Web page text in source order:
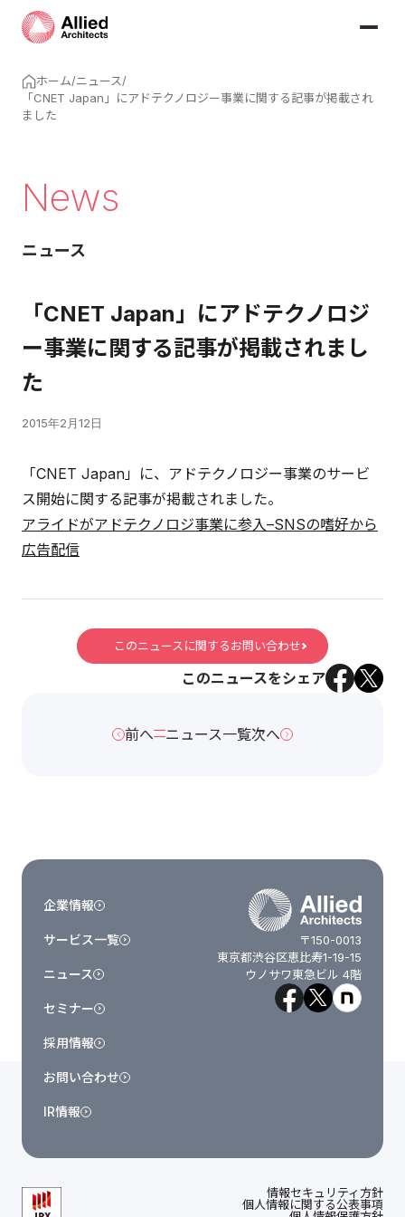
ホーム/ニュース/
「CNET Japan」にアドテクノロジー事業に関する記事が掲載され
ました
News
ニュース
「CNET Japan」にアドテクノロジ
ー事業に関する記事が掲載されまし
た
2015年2月12日
「CNET Japan」に、アドテクノロジー事業のサービ
ス開始に関する記事が掲載されました。
アライドがアドテクノロジ事業に参入–SNSの嗜好から
広告配信
このニュースに関するお問い合わせ
このニュースをシェア
前へ ニュース一覧次へ
〒150-0013
東京都渋谷区恵比寿1-19-15
ウノサワ東急ビル 4階
企業情報
サービス一覧
ニュース
セミナー
採用情報
お問い合わせ
IR情報
情報セキュリティ方針
個人情報に関する公表事項